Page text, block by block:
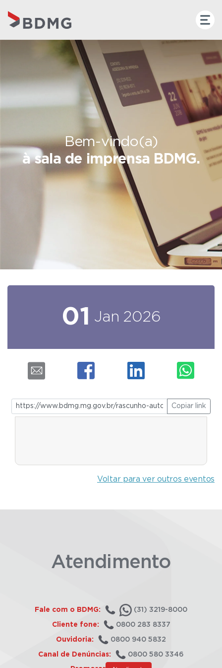
Bem-vindo(a)
à sala de imprensa BDMG.
01 Jan 2026
Copiar link
Voltar para ver outros eventos
Atendimento
Fale com o BDMG: (31) 3219-8000
Cliente fone: 0800 283 8337
Ouvidoria: 0800 940 5832
Canal de Denúncias: 0800 580 3346